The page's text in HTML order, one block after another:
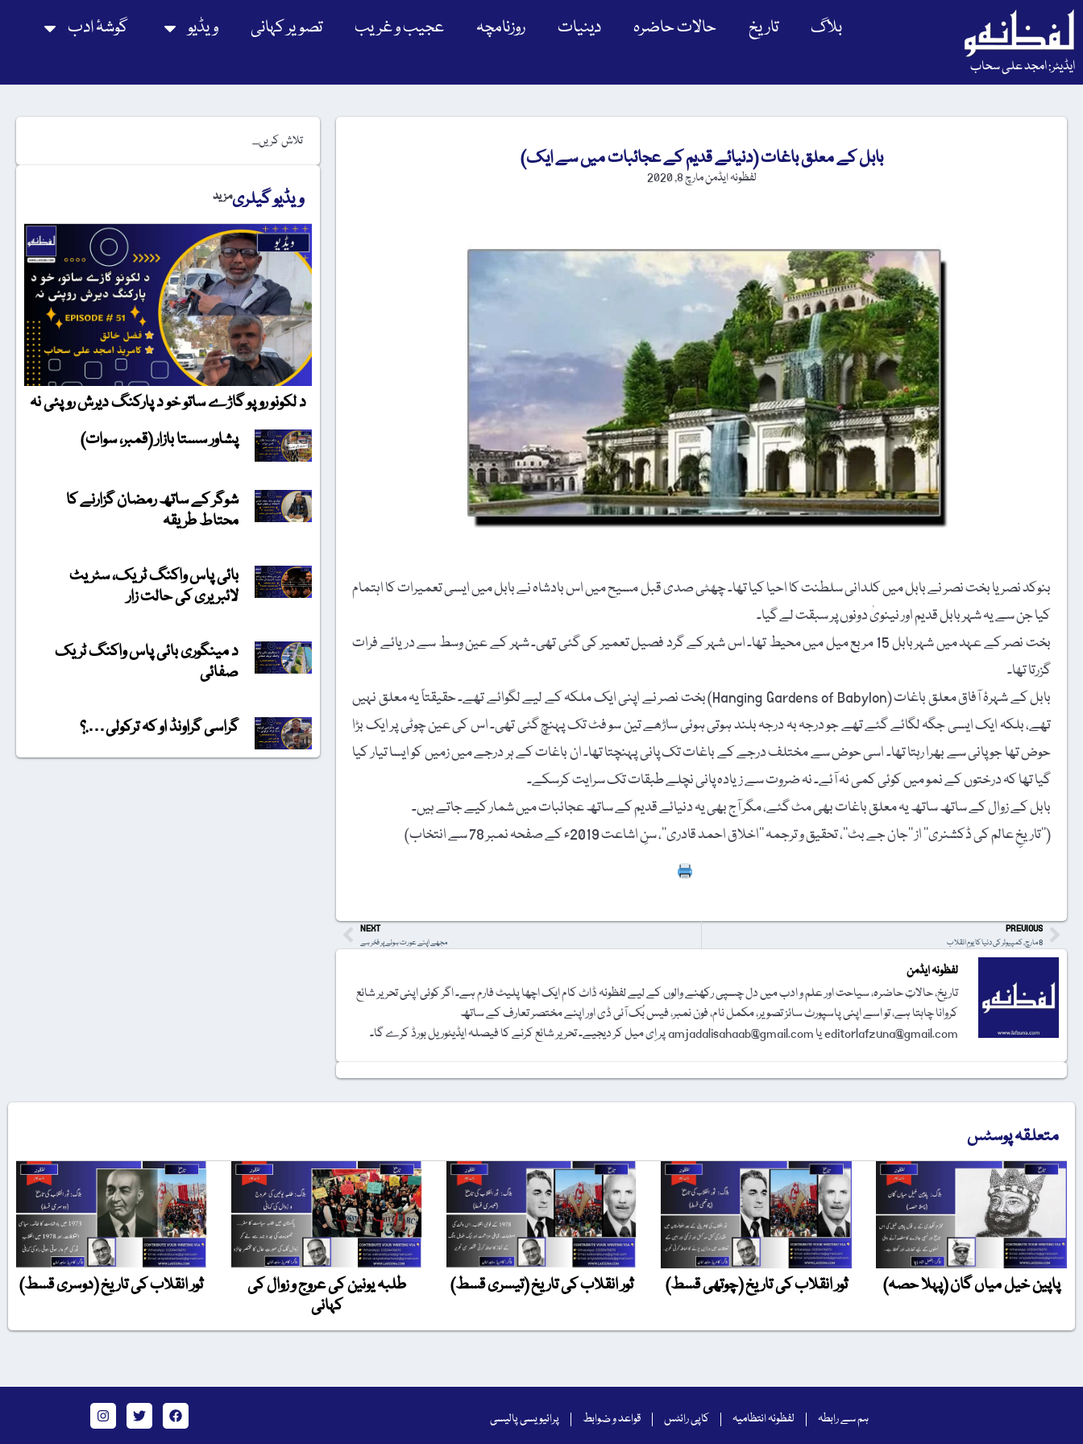
ایڈیٹر: امجد علی سحاب
بلاگ تاریخ حالات حاضرہ دینیات روزنامچہ عجیب و غریب تصویر کہانی ویڈیو گوشۂ ادب
بابل کے معلق باغات (دنیائے قدیم کے عجائبات میں سے ایک)
لفظونہ ایڈمنمارچ 8, 2020
بنوکد نصر یا بخت نصر نے بابل میں کلدانی سلطنت کا احیا کیا تھا۔ چھٹی صدی قبل مسیح میں اس بادشاہ نے بابل میں ایسی تعمیرات کا اہتمام
کیا جن سے یہ شہر بابل قدیم اور نینویٰ دونوں پر سبقت لے گیا۔
بخت نصر کے عہد میں شہر بابل 15 مربع میل میں محیط تھا۔ اس شہر کے گرد فصیل تعمیر کی گئی تھی۔ شہر کے عین وسط سے دریائے فرات
گزرتا تھا۔
بابل کے شہرۂ آفاق معلق باغات (Hanging Gardens of Babylon) بخت نصر نے اپنی ایک ملکہ کے لیے لگوائے تھے۔ حقیقتاً یہ معلق نہیں
تھے، بلکہ ایک ایسی جگہ لگائے گئے تھے جو درجہ بہ درجہ بلند ہوتی ہوئی ساڑھے تین سو فٹ تک پہنچ گئی تھی۔ اس کی عین چوٹی پر ایک بڑا
حوض تھا جو پانی سے بھرا رہتا تھا۔ اسی حوض سے مختلف درجے کے باغات تک پانی پہنچتا تھا۔ ان باغات کے ہر درجے میں زمیں کو ایسا تیار کیا
گیا تھا کہ درختوں کے نمو میں کوئی کمی نہ آئے۔ نہ ضروت سے زیادہ پانی نچلے طبقات تک سرایت کرسکے۔
بابل کے زوال کے ساتھ ساتھ یہ معلق باغات بھی مٹ گئے، مگر آج بھی یہ دنیائے قدیم کے ساتھ عجائبات میں شمار کیے جاتے ہیں۔
(’’تاریخِ عالم کی ڈکشنری‘‘ از ’’جان جے بٹ‘‘، تحقیق و ترجمہ ’’اخلاق احمد قادری‘‘، سنِ اشاعت 2019ء کے صفحہ نمبر 78 سے انتخاب)
PREVIOUS
8 مارچ، کمپیوٹر کی دنیا کا یومِ انقلاب
NEXT
مجھے اپنے عورت ہونے پر فخر ہے
لفظونہ ایڈمن
تاریخ، حالاتِ حاضرہ، سیاحت اور علم و ادب میں دل چسپی رکھنے والوں کے لیے لفظونہ ڈاٹ کام ایک اچھا پلیٹ فارم ہے۔ اگر کوئی اپنی تحریر شائع
کروانا چاہتا ہے، تو اسے اپنی پاسپورٹ سائز تصویر، مکمل نام، فون نمبر، فیس بُک آئی ڈی اور اپنے مختصر تعارف کے ساتھ
editorlafzuna@gmail.com یا amjadalisahaab@gmail.com پر اِی میل کر دیجیے۔ تحریر شائع کرنے کا فیصلہ ایڈیٹوریل بورڈ کرے گا۔
ویڈیو گیلریمزید
د لکونو روپو گاڑے ساتو خو د پارکنگ دیرش روپئی نہ
پشاور سستا بازار (قمبر، سوات)
شوگر کے ساتھ رمضان گزارنے کا
محتاط طریقہ
بائی پاس واکنگ ٹریک، سٹریٹ
لائبریری کی حالت زار
د مینگوری بائی پاس واکنگ ٹریک
صفائی
گراسی گراونڈ او کہ ترکولی….؟
متعلقہ پوسٹس
پاپین خیل میاں گان (پہلا حصہ) ثور انقلاب کی تاریخ (چوتھی قسط) ثور انقلاب کی تاریخ (تیسری قسط)
طلبہ یونین کی عروج و زوال کی
کہانی
ثور انقلاب کی تاریخ (دوسری قسط)
ہم سے رابطہ لفظونہ انتظامیہ کاپی رائٹس قواعد و ضوابط پرائیویسی پالیسی